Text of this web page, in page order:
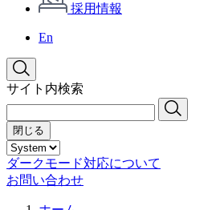
採用情報
En
サイト内検索
閉じる
ダークモード対応について
お問い合わせ